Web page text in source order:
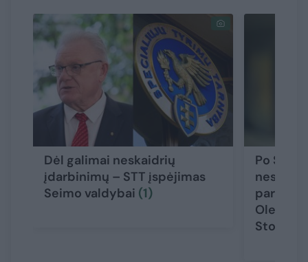
Dėl galimai neskaidrių
įdarbinimų – STT įspėjimas
Seimo valdybai (1)
Po STT
Olekas